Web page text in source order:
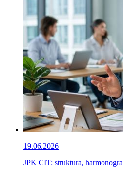
19.06.2026
JPK CIT: struktura,